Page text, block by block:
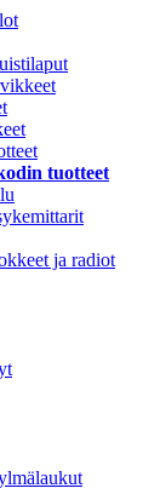
tuotteet
ja radiot